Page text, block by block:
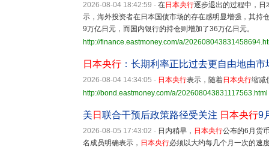
2026-08-04 18:42:59 - 在日本央行逐步退出的过程中，日
示，海外投资者在日本国债市场的存在感明显增强，其持
9万亿日元，而国内银行的持仓则增加了36万亿日元。
http://finance.eastmoney.com/a/
日本央行 ：长期利率正比过去更自由地由市
2026-08-04 14:34:05 - 日本央行表示，随着日本央行缩减
http://bond.eastmoney.com/a/202608043831117563.html
美 日 联合干预后政策路径受关注 日本央行9
2026-08-05 17:43:02 - 日内稍早， 日本央行公布的6月货
名成员明确表示， 日本央行必须以大约每几个月一次的速